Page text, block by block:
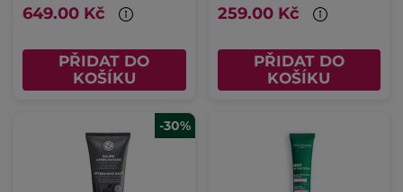
649.00 Kč
PŘIDAT DO
KOŠÍKU
259.00 Kč
PŘIDAT DO
KOŠÍKU
-30%